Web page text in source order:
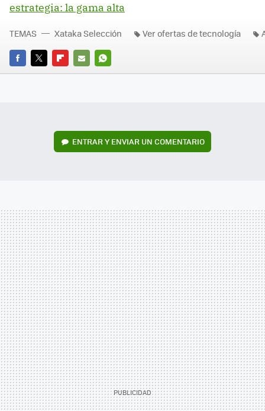
estrategia: la gama alta
FACEBOOK
TWITTERFLIPBOARD
E-
WHATSAPP
TEMAS Xataka Selección Ver ofertas de tecnología
ENTRAR Y ENVIAR UN COMENTARIO